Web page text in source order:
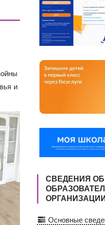
и
СВЕДЕНИЯ ОБ
ОРГАНИЗАЦИИ
Основные